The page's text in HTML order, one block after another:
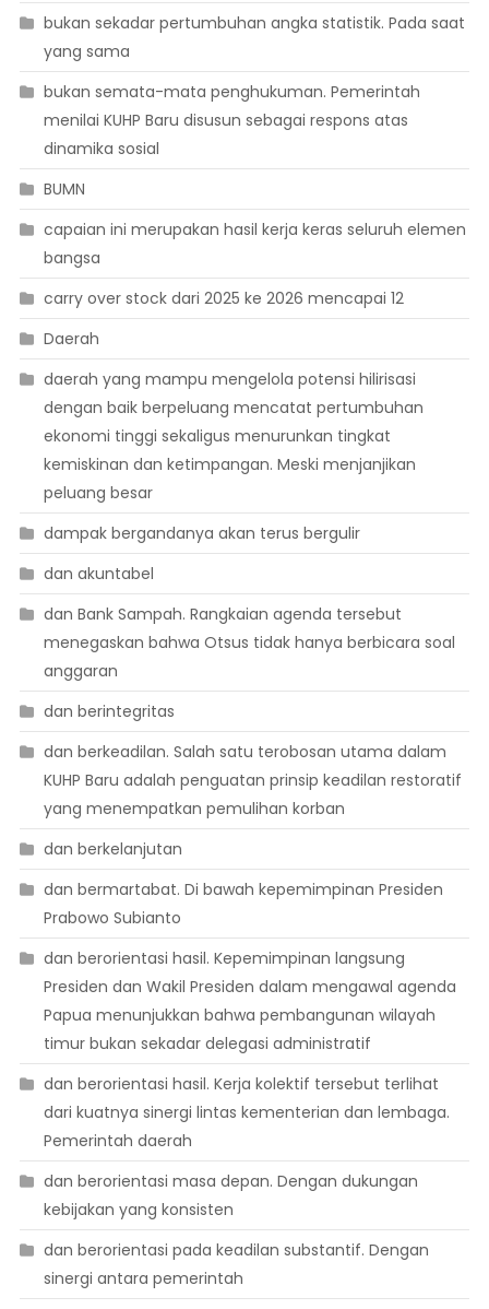
bukan sekadar pertumbuhan angka statistik. Pada saat
yang sama
bukan semata-mata penghukuman. Pemerintah
menilai KUHP Baru disusun sebagai respons atas
dinamika sosial
BUMN
capaian ini merupakan hasil kerja keras seluruh elemen
bangsa
carry over stock dari 2025 ke 2026 mencapai 12
Daerah
daerah yang mampu mengelola potensi hilirisasi
dengan baik berpeluang mencatat pertumbuhan
ekonomi tinggi sekaligus menurunkan tingkat
kemiskinan dan ketimpangan. Meski menjanjikan
peluang besar
dampak bergandanya akan terus bergulir
dan akuntabel
dan Bank Sampah. Rangkaian agenda tersebut
menegaskan bahwa Otsus tidak hanya berbicara soal
anggaran
dan berintegritas
dan berkeadilan. Salah satu terobosan utama dalam
KUHP Baru adalah penguatan prinsip keadilan restoratif
yang menempatkan pemulihan korban
dan berkelanjutan
dan bermartabat. Di bawah kepemimpinan Presiden
Prabowo Subianto
dan berorientasi hasil. Kepemimpinan langsung
Presiden dan Wakil Presiden dalam mengawal agenda
Papua menunjukkan bahwa pembangunan wilayah
timur bukan sekadar delegasi administratif
dan berorientasi hasil. Kerja kolektif tersebut terlihat
dari kuatnya sinergi lintas kementerian dan lembaga.
Pemerintah daerah
dan berorientasi masa depan. Dengan dukungan
kebijakan yang konsisten
dan berorientasi pada keadilan substantif. Dengan
sinergi antara pemerintah